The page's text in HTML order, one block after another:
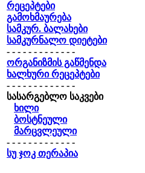
რეცეპტები
გამოხმაურება
სამკურ. ბალახები
სამკურნალო დიეტები
- - - - - - - - - - - - -
ორგანიზმის გაწმენდა
ხალხური რეცეპტები
- - - - - - - - - - - - -
სასარგებლო საკვები
ხილი
ბოსტნეული
მარცვლეული
- - - - - - - - - - - - -
სუ ჯოკ თერაპია